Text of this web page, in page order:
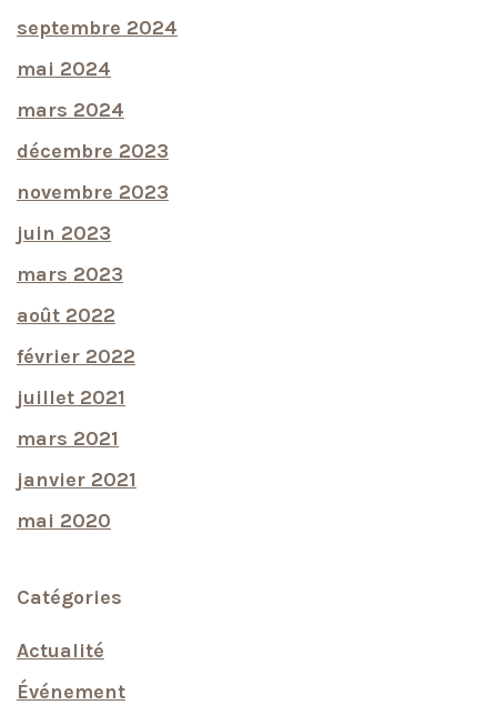
septembre 2024
mai 2024
mars 2024
décembre 2023
novembre 2023
juin 2023
mars 2023
août 2022
février 2022
juillet 2021
mars 2021
janvier 2021
mai 2020
Catégories
Actualité
Événement